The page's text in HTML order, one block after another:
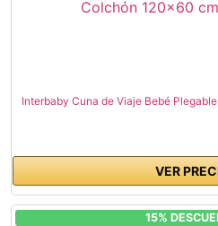
Interbaby Cuna de Viaje Bebé
VER
15%